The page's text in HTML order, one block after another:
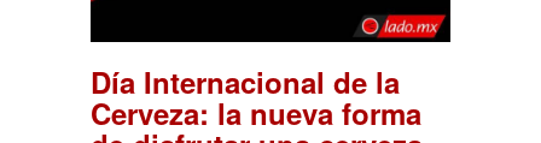
Día Internacional de la
Cerveza: la nueva forma